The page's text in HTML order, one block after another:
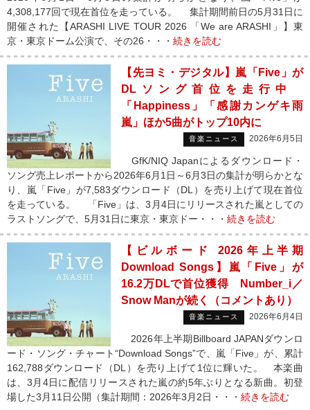
4,308,177回で現在首位を走っている。 集計期間前日の5月31日に
開催された【ARASHI LIVE TOUR 2026 「We are ARASHI」】東
京・東京ドーム公演で、その26・・・ 続きを読む
【先ヨミ・デジタル】嵐「Five」が
DLソング首位を走行中
「Happiness」「感謝カンゲキ雨
嵐」ほか5曲がトップ10内に
音楽ニュース 2026年6月5日
GfK/NIQ Japanによるダウンロード・
ソング売上レポートから2026年6月1日～6月3日の集計が明らかとな
り、嵐「Five」が7,583ダウンロード（DL）を売り上げて現在首位
を走っている。 「Five」は、3月4日にリリースされた嵐としての
ラストソングで、5月31日に東京・東京ドー・・・ 続きを読む
【ビルボード 2026年上半期
Download Songs】嵐「Five」が
16.2万DLで首位獲得 Number_i／
Snow Manが続く（コメントあり）
音楽ニュース 2026年6月4日
2026年上半期Billboard JAPANダウンロ
ード・ソング・チャート“Download Songs”で、嵐「Five」が、累計
162,788ダウンロード（DL）を売り上げて1位に輝いた。 本楽曲
は、3月4日に配信リリースされた嵐の約5年ぶりとなる新曲。初登
場した3月11日公開（集計期間：2026年3月2日・・・ 続きを読む